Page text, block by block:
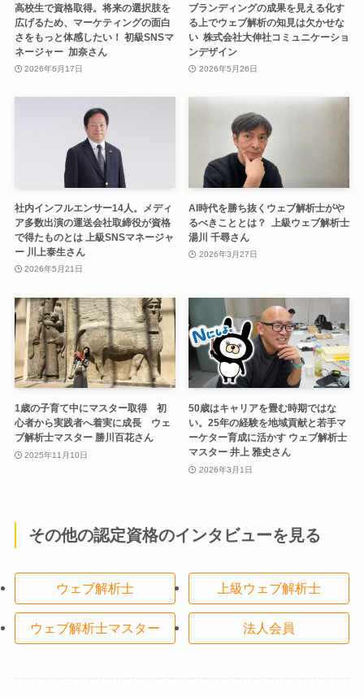
高校生で資格取得。将来の選択肢を
広げるため、マーケティングの面白
さをもっと体感したい！ 初級SNSマ
ネージャー 加奈さん
2026年6月17日
ブランディングの成果を見える化す
る上でウェブ解析の知見は欠かせな
い 株式会社大伸社コミュニケーショ
ンデザイン
2026年5月26日
社内インフルエンサー14人。メディ
ア多数出演の運送会社取締役が資格
で得たものとは 上級SNSマネージャ
ー 川上泰生さん
2026年5月21日
AI時代を勝ち抜くウェブ解析士がや
るべきこととは？ 上級ウェブ解析士
湯川 千尋さん
2026年3月27日
1歳の子育て中にマスター取得 初
心者から実践者へ着実に成長 ウェ
ブ解析士マスター 勝川百花さん
2025年11月10日
50歳はキャリアを畳む時期ではな
い。25年の経験を地域貢献と若手マ
ーケター育成に活かす ウェブ解析士
マスター 井上 雅史さん
2026年3月1日
その他の認定資格のインタビューを見る
ウェブ解析士 上級ウェブ解析士
ウェブ解析士マスター 法人会員